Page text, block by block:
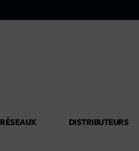
RÉSEAUX DISTRIBUTEURS